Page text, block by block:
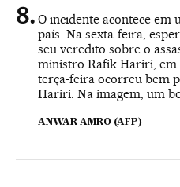
O incidente acontece em
país. Na sexta-feira,
seu veredito sobre o
ministro Rafik Hariri, em
terça-feira ocorreu bem
Hariri. Na imagem, um
ANWAR AMRO (AFP)